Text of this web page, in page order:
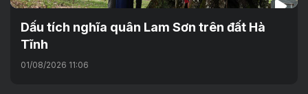
Dấu tích nghĩa quân Lam Sơn trên đất Hà
Tĩnh
01/08/2026 11:06